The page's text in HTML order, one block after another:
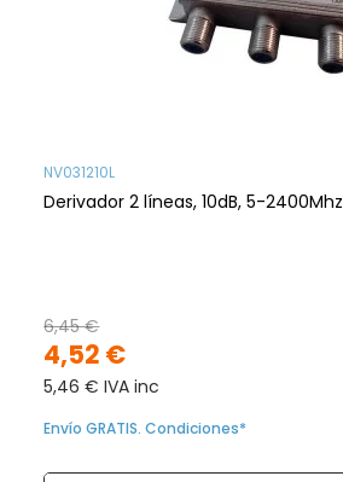
NV031210L
Derivador 2 líneas, 10dB, 5-2400Mhz
4,52 €
6,45 €
5,46 € IVA inc
Envío GRATIS. Condiciones*